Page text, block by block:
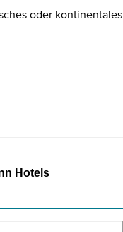
oder kontinentales
Hotels